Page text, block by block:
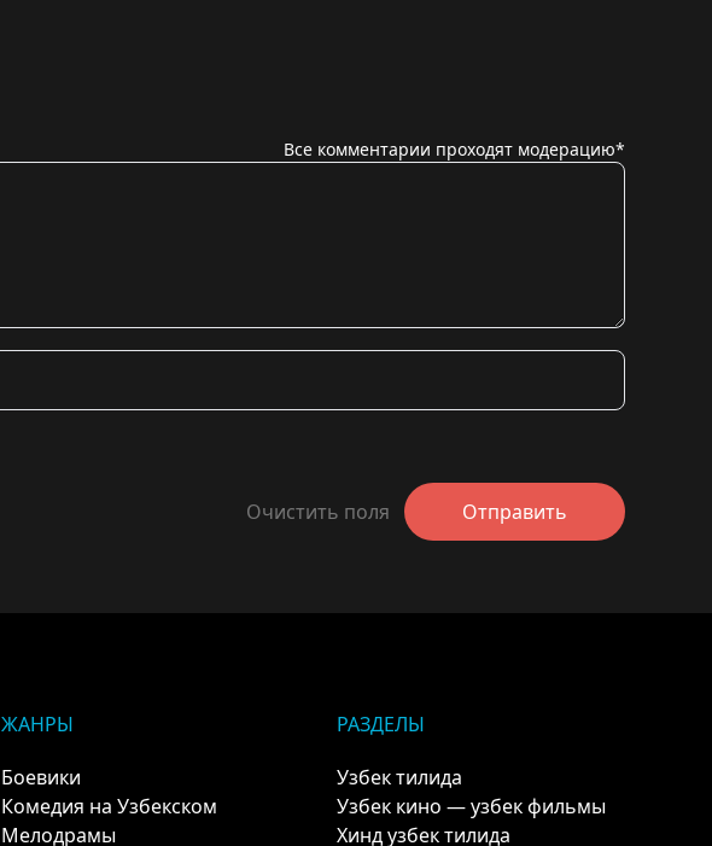
Все комментарии проходят модерацию*
Очистить поля Отправить
ЖАНРЫ
Боевики
Комедия на Узбекском
Мелодрамы
РАЗДЕЛЫ
Узбек тилида
Узбек кино — узбек фильмы
Хинд узбек тилида